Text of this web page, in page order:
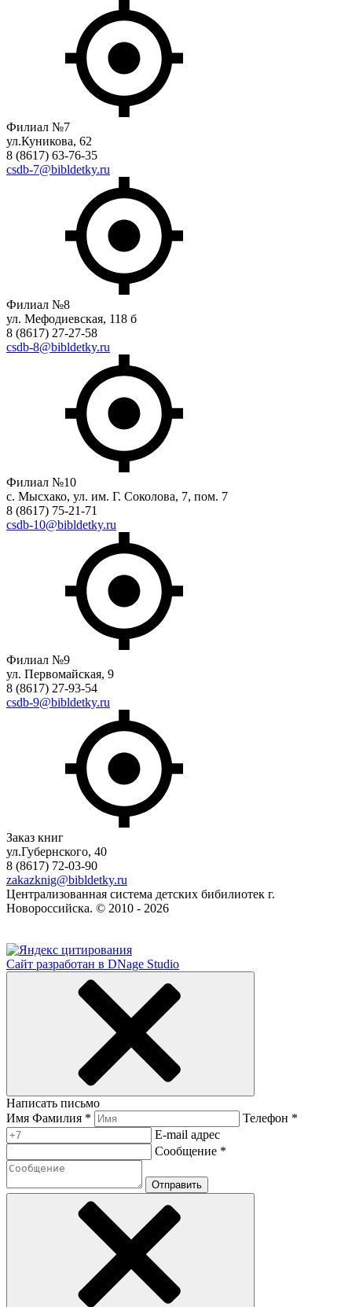
Филиал №7
ул.Куникова, 62
8 (8617) 63-76-35
csdb-7@bibldetky.ru
Филиал №8
ул. Мефодиевская, 118 б
8 (8617) 27-27-58
csdb-8@bibldetky.ru
Филиал №10
с. Мысхако, ул. им. Г. Соколова, 7, пом. 7
8 (8617) 75-21-71
csdb-10@bibldetky.ru
Филиал №9
ул. Первомайская, 9
8 (8617) 27-93-54
csdb-9@bibldetky.ru
Заказ книг
ул.Губернского, 40
8 (8617) 72-03-90
zakazknig@bibldetky.ru
Централизованная система детских бибилиотек г.
Новороссийска. © 2010 - 2026
Сайт разработан в DNage Studio
Написать письмо
Имя Фамилия *
Телефон *
E-mail адрес
Сообщение *
Отправить